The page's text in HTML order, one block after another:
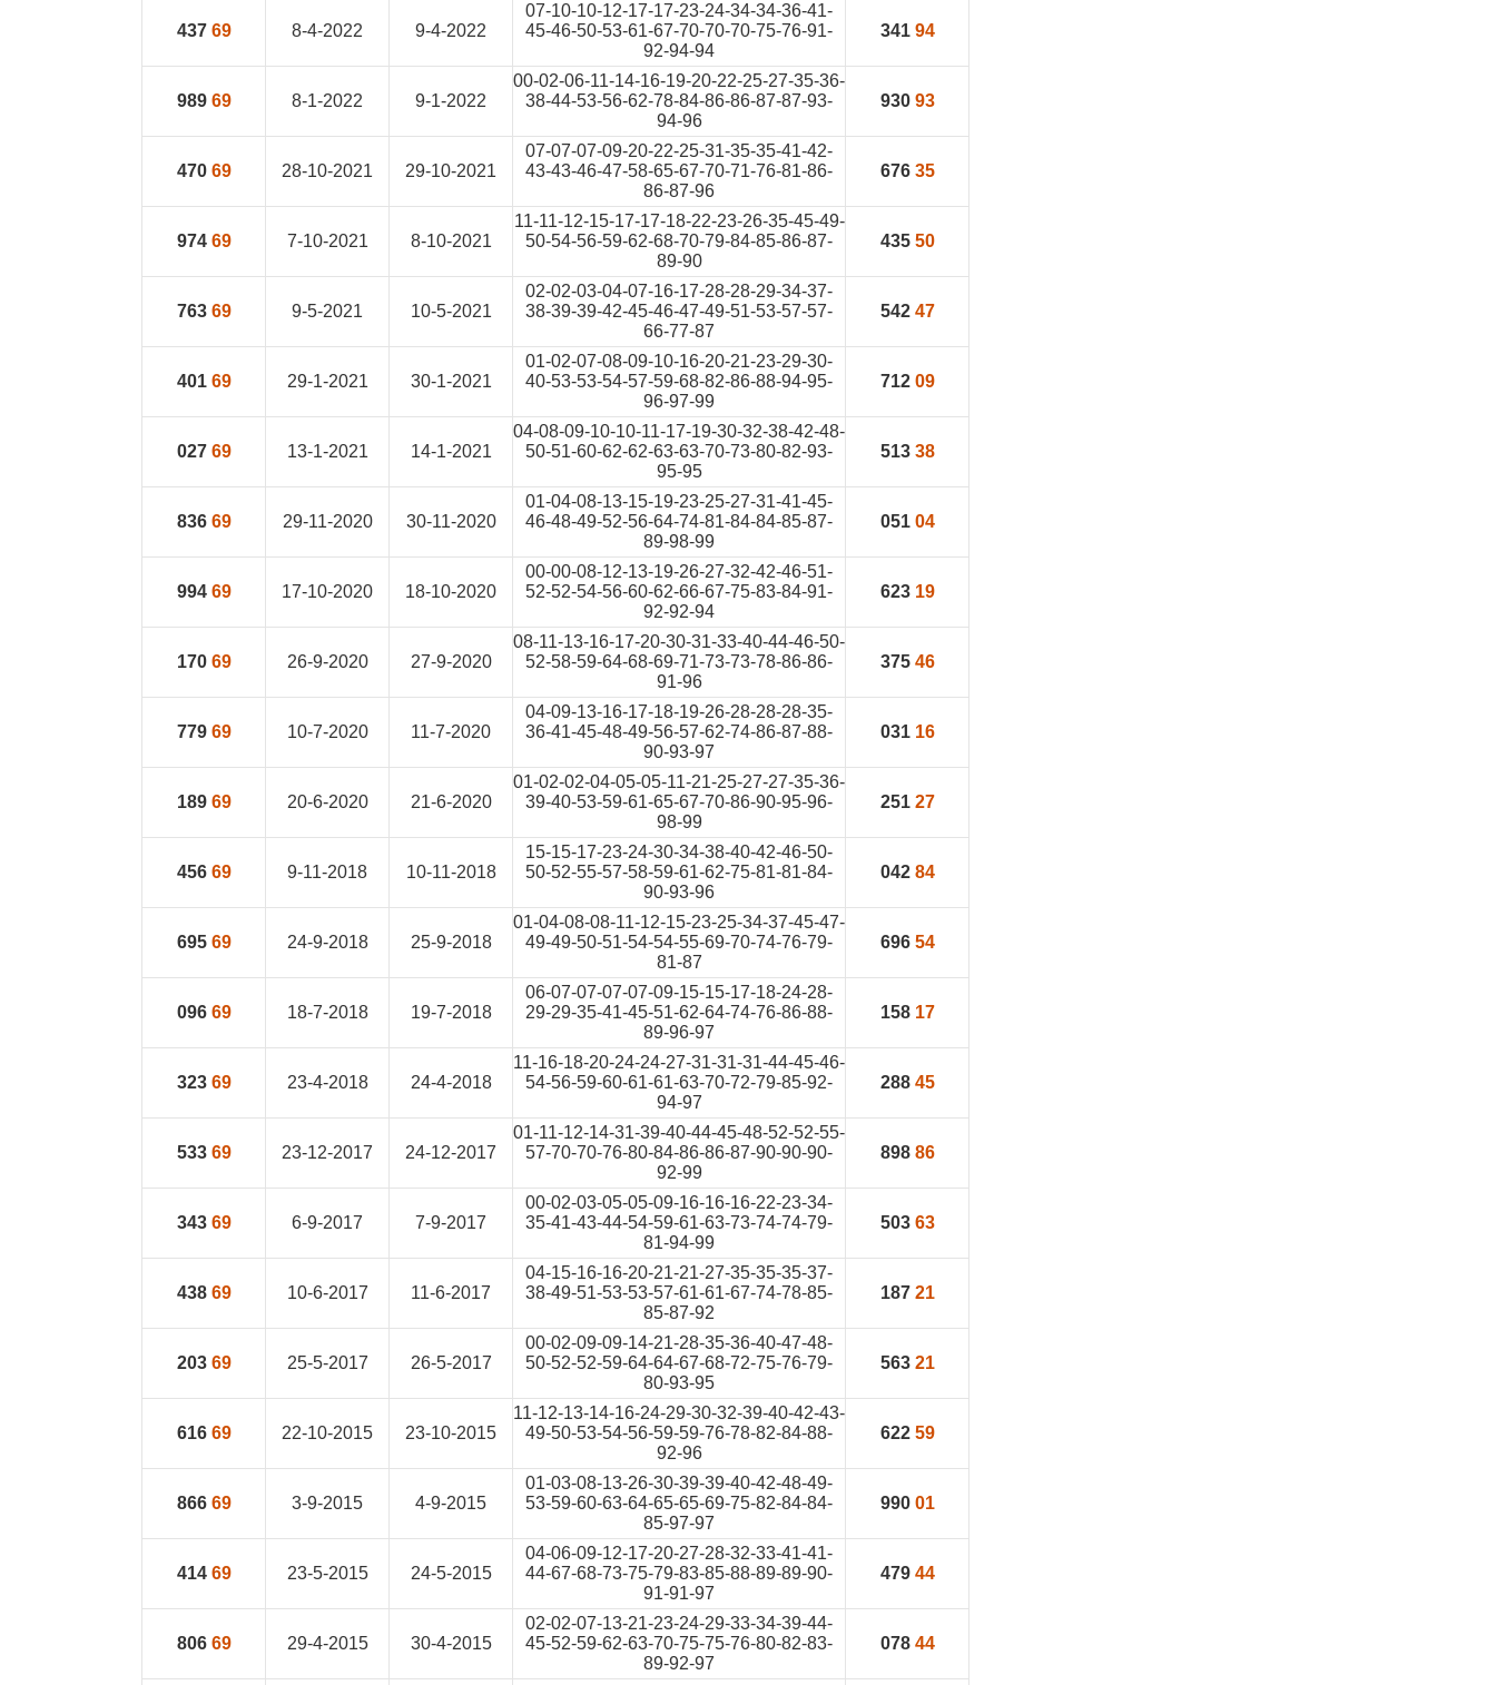
437 69 8-4-2022 9-4-2022
07-10-10-12-17-17-23-24-34-34-36-41-
45-46-50-53-61-67-70-70-70-75-76-91-
92-94-94
341 94
989 69 8-1-2022 9-1-2022
00-02-06-11-14-16-19-20-22-25-27-35-36-
38-44-53-56-62-78-84-86-86-87-87-93-
94-96
930 93
470 69 28-10-2021 29-10-2021
07-07-07-09-20-22-25-31-35-35-41-42-
43-43-46-47-58-65-67-70-71-76-81-86-
86-87-96
676 35
974 69 7-10-2021 8-10-2021
11-11-12-15-17-17-18-22-23-26-35-45-49-
50-54-56-59-62-68-70-79-84-85-86-87-
89-90
435 50
763 69 9-5-2021 10-5-2021
02-02-03-04-07-16-17-28-28-29-34-37-
38-39-39-42-45-46-47-49-51-53-57-57-
66-77-87
542 47
401 69 29-1-2021 30-1-2021
01-02-07-08-09-10-16-20-21-23-29-30-
40-53-53-54-57-59-68-82-86-88-94-95-
96-97-99
712 09
027 69 13-1-2021 14-1-2021
04-08-09-10-10-11-17-19-30-32-38-42-48-
50-51-60-62-62-63-63-70-73-80-82-93-
95-95
513 38
836 69 29-11-2020 30-11-2020
01-04-08-13-15-19-23-25-27-31-41-45-
46-48-49-52-56-64-74-81-84-84-85-87-
89-98-99
051 04
994 69 17-10-2020 18-10-2020
00-00-08-12-13-19-26-27-32-42-46-51-
52-52-54-56-60-62-66-67-75-83-84-91-
92-92-94
623 19
170 69 26-9-2020 27-9-2020
08-11-13-16-17-20-30-31-33-40-44-46-50-
52-58-59-64-68-69-71-73-73-78-86-86-
91-96
375 46
779 69 10-7-2020 11-7-2020
04-09-13-16-17-18-19-26-28-28-28-35-
36-41-45-48-49-56-57-62-74-86-87-88-
90-93-97
031 16
189 69 20-6-2020 21-6-2020
01-02-02-04-05-05-11-21-25-27-27-35-36-
39-40-53-59-61-65-67-70-86-90-95-96-
98-99
251 27
456 69 9-11-2018 10-11-2018
15-15-17-23-24-30-34-38-40-42-46-50-
50-52-55-57-58-59-61-62-75-81-81-84-
90-93-96
042 84
695 69 24-9-2018 25-9-2018
01-04-08-08-11-12-15-23-25-34-37-45-47-
49-49-50-51-54-54-55-69-70-74-76-79-
81-87
696 54
096 69 18-7-2018 19-7-2018
06-07-07-07-07-09-15-15-17-18-24-28-
29-29-35-41-45-51-62-64-74-76-86-88-
89-96-97
158 17
323 69 23-4-2018 24-4-2018
11-16-18-20-24-24-27-31-31-31-44-45-46-
54-56-59-60-61-61-63-70-72-79-85-92-
94-97
288 45
533 69 23-12-2017 24-12-2017
01-11-12-14-31-39-40-44-45-48-52-52-55-
57-70-70-76-80-84-86-86-87-90-90-90-
92-99
898 86
343 69 6-9-2017 7-9-2017
00-02-03-05-05-09-16-16-16-22-23-34-
35-41-43-44-54-59-61-63-73-74-74-79-
81-94-99
503 63
438 69 10-6-2017 11-6-2017
04-15-16-16-20-21-21-27-35-35-35-37-
38-49-51-53-53-57-61-61-67-74-78-85-
85-87-92
187 21
203 69 25-5-2017 26-5-2017
00-02-09-09-14-21-28-35-36-40-47-48-
50-52-52-59-64-64-67-68-72-75-76-79-
80-93-95
563 21
616 69 22-10-2015 23-10-2015
11-12-13-14-16-24-29-30-32-39-40-42-43-
49-50-53-54-56-59-59-76-78-82-84-88-
92-96
622 59
866 69 3-9-2015 4-9-2015
01-03-08-13-26-30-39-39-40-42-48-49-
53-59-60-63-64-65-65-69-75-82-84-84-
85-97-97
990 01
414 69 23-5-2015 24-5-2015
04-06-09-12-17-20-27-28-32-33-41-41-
44-67-68-73-75-79-83-85-88-89-89-90-
91-91-97
479 44
806 69 29-4-2015 30-4-2015
02-02-07-13-21-23-24-29-33-34-39-44-
45-52-59-62-63-70-75-75-76-80-82-83-
89-92-97
078 44